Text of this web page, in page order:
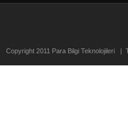
Copyright 2011 Para Bilgi